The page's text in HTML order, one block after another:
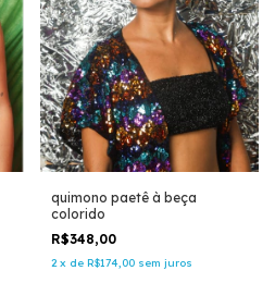
quimono paetê à beça
colorido
R$348,00
2 x de R$174,00 sem juros